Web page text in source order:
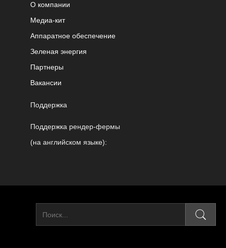
О компании
Медиа-кит
Аппаратное обеспечение
Зеленая энергия
Партнеры
Вакансии
Поддержка
Поддержка рендер-фермы
(на английском языке):